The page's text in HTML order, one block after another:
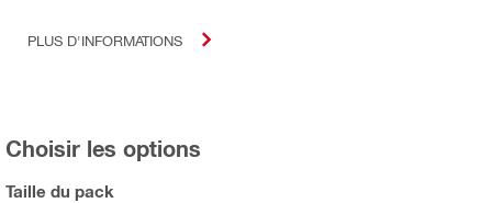
PLUS D'INFORMATIONS
Choisir les options
Taille du pack